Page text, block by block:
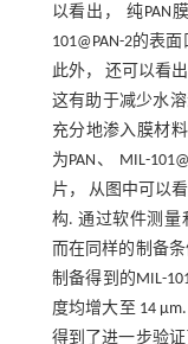
以看出， 纯PAN
101@PAN-2的表
此外， 还可以看
这有助于减少水
充分地渗入膜材
为PAN、 MIL-
片， 从图中可以
构. 通过软件测量
而在同样的制备条
制备得到的MIL-
度均增大至 14
得到了进一步验